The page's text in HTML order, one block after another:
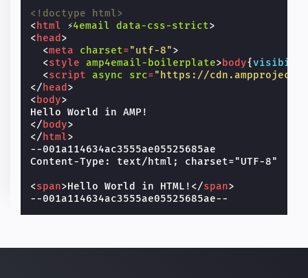
<!doctype html>
< html ⚡4email data-css-strict>
< head >
<meta charset="utf-8">
<style amp4email-boilerplate>body{
<script async src="https://
</ head >
<body>
</body>
</ html>
--001a114634ac3555ae05525685ae
Content-Type: text/html; charset="UTF-8"
<span>Hello World in HTML! </span>